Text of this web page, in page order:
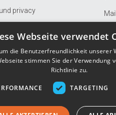
privacy
und Rückgaberecht
Gunstigefototapete.de
Webseite verwendet
die Benutzerfreundlichkeit unserer
stimmen Sie der Verwendung
Richtlinie zu.
TARGETING